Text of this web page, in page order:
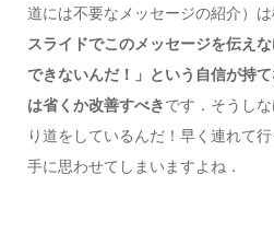
道には不要なメッセージの紹介）
スライドでこのメッセージを伝え
できないんだ！」という自信が持
は省くか改善すべきです．そうし
り道をしているんだ！早く連れて
手に思わせてしまいますよね．